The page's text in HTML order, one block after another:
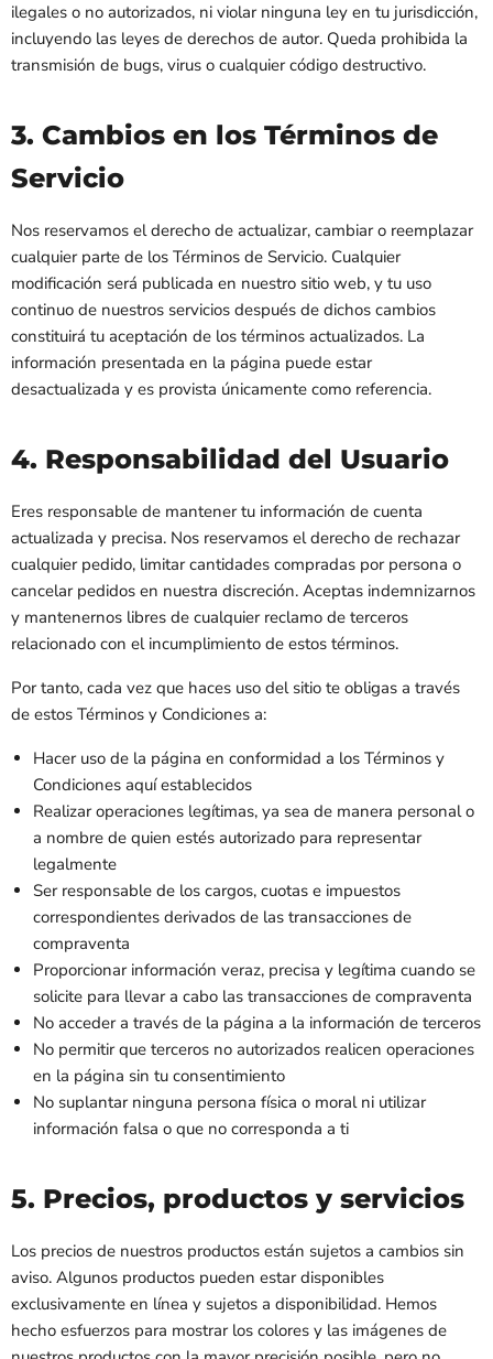
ilegales o no autorizados, ni violar ninguna ley en tu jurisdicción,
incluyendo las leyes de derechos de autor. Queda prohibida la
transmisión de bugs, virus o cualquier código destructivo.
3. Cambios en los Términos de
Servicio
Nos reservamos el derecho de actualizar, cambiar o reemplazar
cualquier parte de los Términos de Servicio. Cualquier
modificación será publicada en nuestro sitio web, y tu uso
continuo de nuestros servicios después de dichos cambios
constituirá tu aceptación de los términos actualizados. La
información presentada en la página puede estar
desactualizada y es provista únicamente como referencia.
4. Responsabilidad del Usuario
Eres responsable de mantener tu información de cuenta
actualizada y precisa. Nos reservamos el derecho de rechazar
cualquier pedido, limitar cantidades compradas por persona o
cancelar pedidos en nuestra discreción. Aceptas indemnizarnos
y mantenernos libres de cualquier reclamo de terceros
relacionado con el incumplimiento de estos términos.
Por tanto, cada vez que haces uso del sitio te obligas a través
de estos Términos y Condiciones a:
Hacer uso de la página en conformidad a los Términos y
Condiciones aquí establecidos
Realizar operaciones legítimas, ya sea de manera personal o
a nombre de quien estés autorizado para representar
legalmente
Ser responsable de los cargos, cuotas e impuestos
correspondientes derivados de las transacciones de
compraventa
Proporcionar información veraz, precisa y legítima cuando se
solicite para llevar a cabo las transacciones de compraventa
No acceder a través de la página a la información de terceros
No permitir que terceros no autorizados realicen operaciones
en la página sin tu consentimiento
No suplantar ninguna persona física o moral ni utilizar
información falsa o que no corresponda a ti
5. Precios, productos y servicios
Los precios de nuestros productos están sujetos a cambios sin
aviso. Algunos productos pueden estar disponibles
exclusivamente en línea y sujetos a disponibilidad. Hemos
hecho esfuerzos para mostrar los colores y las imágenes de